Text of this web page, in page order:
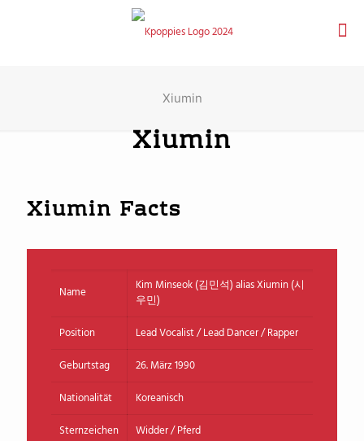
Xiumin
Xiumin
Xiumin Facts
Name
Kim Minseok (김민석) alias Xiumin (시
우민)
Position
Lead Vocalist / Lead Dancer / Rapper
Geburtstag
26. März 1990
Nationalität
Koreanisch
Sternzeichen
Widder / Pferd